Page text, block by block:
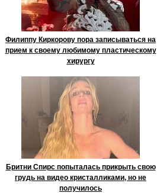
Филиппу Киркорову пора записываться на
прием к своему любимому пластическому
хирургу
Бритни Спирс попыталась прикрыть свою
грудь на видео кристалликами, но не
получилось